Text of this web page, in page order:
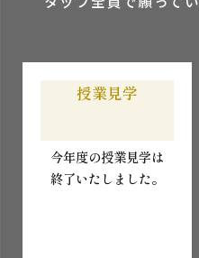
授業見学
今年度の授業見学は
終了いたしました。